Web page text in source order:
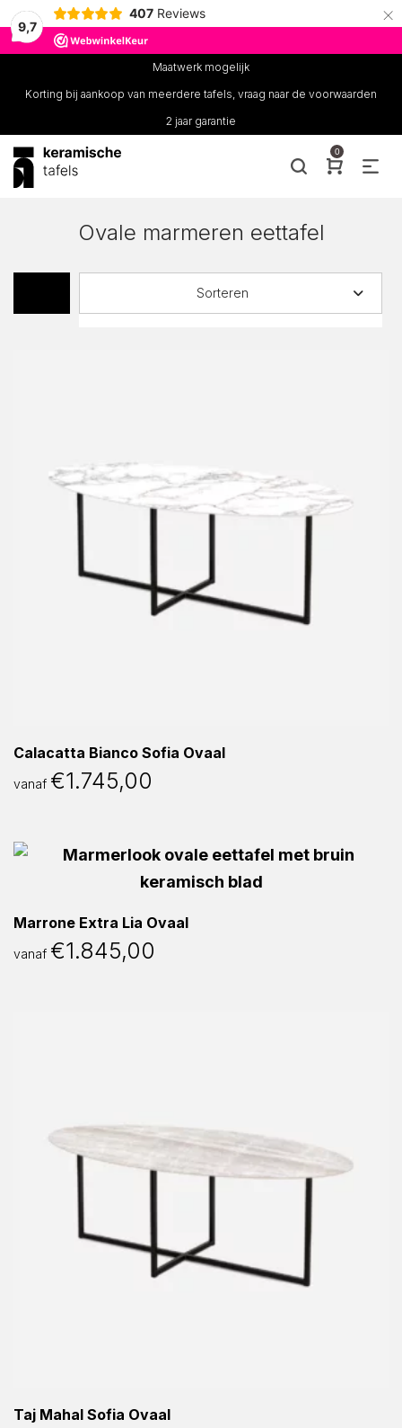
9,7
407 Reviews ×
Maatwerk mogelijk
Korting bij aankoop van meerdere tafels, vraag naar de voorwaarden
2 jaar garantie
0
Ovale marmeren eettafel
Sorteren
Calacatta Bianco Sofia Ovaal
vanaf €1.745,00
Marrone Extra Lia Ovaal
vanaf €1.845,00
Taj Mahal Sofia Ovaal